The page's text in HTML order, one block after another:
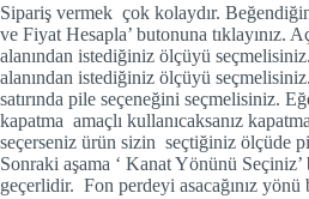
Sipariş vermek çok kolaydır.
ve Fiyat Hesapla’ butonuna tıklayınız.
alanından istediğiniz ölçüyü
alanından istediğiniz ölçüyü seçmelisiniz.
satırında pile seçeneğini seçmelisiniz.
kapatma amaçlı kullanıcaksanız
seçerseniz ürün sizin seçtiğiniz ölçüde
Sonraki aşama ‘ Kanat Yönünü
geçerlidir. Fon perdeyi asacağınız